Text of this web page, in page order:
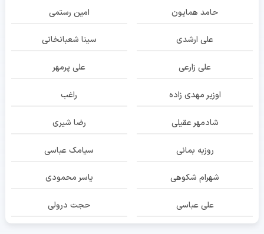
حامد همایون امین رستمی
علی ارشدی سینا شعبانخانی
علی زارعی علی پرمهر
اوزیر مهدی زاده راغب
شادمهر عقیلی رضا شیری
روزبه بمانی سیامک عباسی
شهرام شکوهی یاسر محمودی
علی عباسی حجت درولی